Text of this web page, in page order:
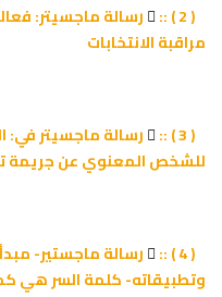
رسالة ماجسيتر:
مراقبة الانتخابات
رسالة ماجسيتر في:
للشخص المعنوي عن جريمة
رسالة ماجستير- مبدأ
وتطبيقاته- كلمة السر هي